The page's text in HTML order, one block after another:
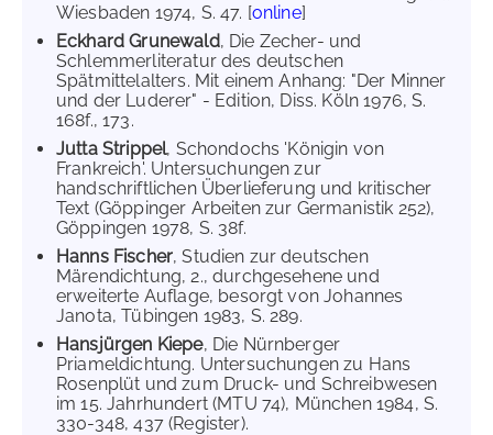
Wiesbaden 1974, S. 47. [online]
Eckhard Grunewald, Die Zecher- und
Schlemmerliteratur des deutschen
Spätmittelalters. Mit einem Anhang: "Der Minner
und der Luderer" - Edition, Diss. Köln 1976, S.
168f., 173.
Jutta Strippel, Schondochs 'Königin von
Frankreich'. Untersuchungen zur
handschriftlichen Überlieferung und kritischer
Text (Göppinger Arbeiten zur Germanistik 252),
Göppingen 1978, S. 38f.
Hanns Fischer, Studien zur deutschen
Märendichtung, 2., durchgesehene und
erweiterte Auflage, besorgt von Johannes
Janota, Tübingen 1983, S. 289.
Hansjürgen Kiepe, Die Nürnberger
Priameldichtung. Untersuchungen zu Hans
Rosenplüt und zum Druck- und Schreibwesen
im 15. Jahrhundert (MTU 74), München 1984, S.
330-348, 437 (Register).